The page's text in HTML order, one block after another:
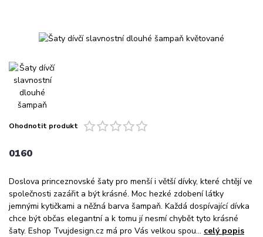
Ohodnotit produkt
0160
Doslova princeznovské šaty pro menší i větší dívky, které chtějí ve
společnosti zazářit a být krásné. Moc hezké zdobení látky
jemnými kytičkami a něžná barva šampaň. Každá dospívající dívka
chce být občas elegantní a k tomu jí nesmí chybět tyto krásné
šaty. Eshop Tvujdesign.cz má pro Vás velkou spou... celý popis